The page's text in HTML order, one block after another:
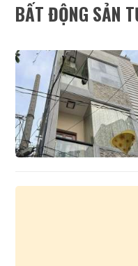
BẤT ĐỘNG SẢN